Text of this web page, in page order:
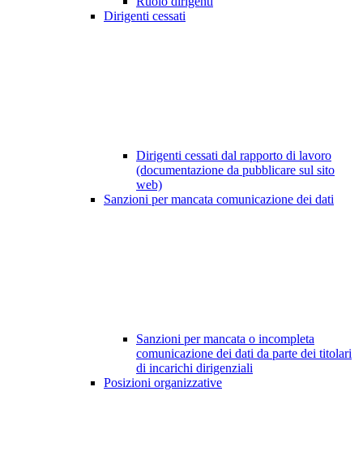
Dirigenti cessati
Dirigenti cessati dal rapporto di lavoro
(documentazione da pubblicare sul sito
web)
Sanzioni per mancata comunicazione dei dati
Sanzioni per mancata o incompleta
comunicazione dei dati da parte dei titolari
di incarichi dirigenziali
Posizioni organizzative